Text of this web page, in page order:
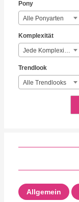
Pony
Alle Ponyarten
Komplexität
Jede Komplexität
Trendlook
Alle Trendlooks
Allgemein